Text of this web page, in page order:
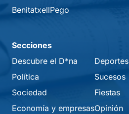
BenitatxellPego
Secciones
Descubre el D*na
Política
Sociedad
Economía y empresas
Deportes
Sucesos
Fiestas
Opinión